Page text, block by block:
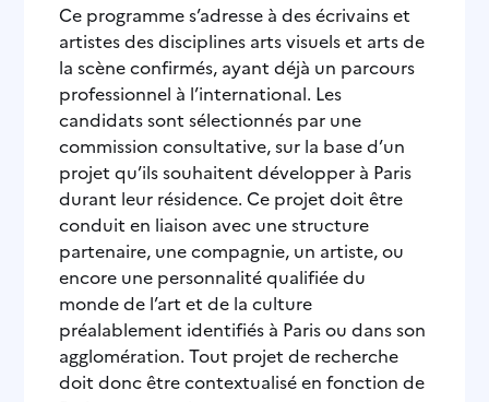
Ce programme s’adresse à des écrivains et
artistes des disciplines arts visuels et arts de
la scène confirmés, ayant déjà un parcours
professionnel à l’international. Les
candidats sont sélectionnés par une
commission consultative, sur la base d’un
projet qu’ils souhaitent développer à Paris
durant leur résidence. Ce projet doit être
conduit en liaison avec une structure
partenaire, une compagnie, un artiste, ou
encore une personnalité qualifiée du
monde de l’art et de la culture
préalablement identifiés à Paris ou dans son
agglomération. Tout projet de recherche
doit donc être contextualisé en fonction de